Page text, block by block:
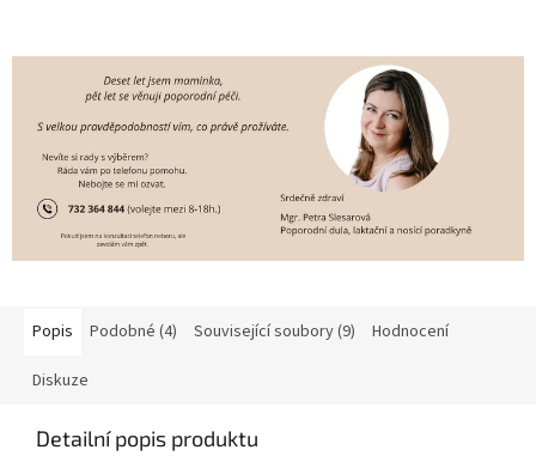
to hodí. Odsávačka má...
Popis Podobné (4) Související soubory (9) Hodnocení
Diskuze
Detailní popis produktu